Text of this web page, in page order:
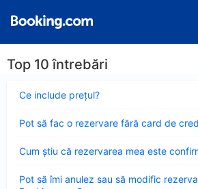
Top 10 întrebări
Ce include preţul?
închis
Pot să fac o rezervare fără card de
închis
Cum ştiu că rezervarea mea este
închis
Pot să îmi anulez sau să modific
închis